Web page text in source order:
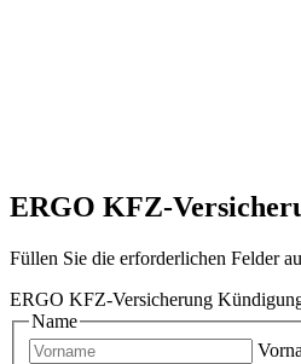
ERGO KFZ-
Füllen Sie die erforderlichen Felder
ERGO KFZ-Versicherung
Name